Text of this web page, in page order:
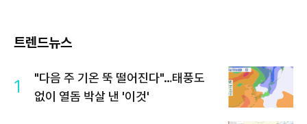
트렌드뉴스
1
"다음 주 기온 뚝 떨어진다"…태풍도
없이 열돔 박살 낸 '이것'